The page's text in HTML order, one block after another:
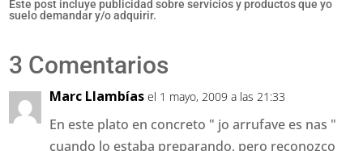
Este post incluye publicidad sobre servicios y productos que yo
suelo demandar y/o adquirir.
3 Comentarios
Marc Llambías el 1 mayo, 2009 a las 21:33
En este plato en concreto " jo arrufave es nas "
cuando lo estaba preparando, pero reconozco